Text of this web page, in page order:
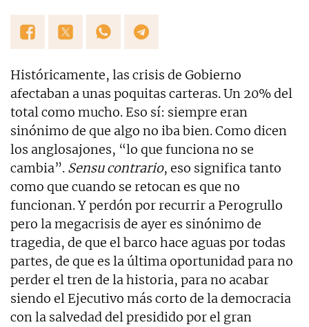
Históricamente, las crisis de Gobierno
afectaban a unas poquitas carteras. Un 20% del
total como mucho. Eso sí: siempre eran
sinónimo de que algo no iba bien. Como dicen
los anglosajones, “lo que funciona no se
cambia”. Sensu contrario, eso significa tanto
como que cuando se retocan es que no
funcionan. Y perdón por recurrir a Perogrullo
pero la megacrisis de ayer es sinónimo de
tragedia, de que el barco hace aguas por todas
partes, de que es la última oportunidad para no
perder el tren de la historia, para no acabar
siendo el Ejecutivo más corto de la democracia
con la salvedad del presidido por el gran